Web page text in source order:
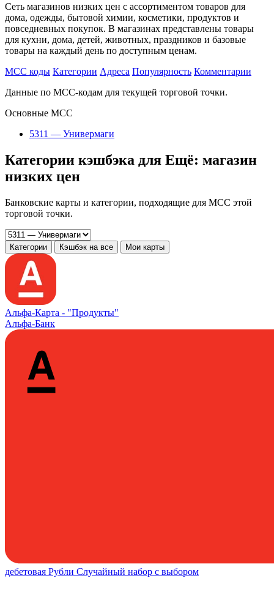
Сеть магазинов низких цен с ассортиментом товаров для
дома, одежды, бытовой химии, косметики, продуктов и
повседневных покупок. В магазинах представлены товары
для кухни, дома, детей, животных, праздников и базовые
товары на каждый день по доступным ценам.
MCC коды Категории Адреса Популярность Комментарии
Данные по MCC-кодам для текущей торговой точки.
Основные MCC
5311 — Универмаги
Категории кэшбэка для Ещё: магазин
низких цен
Банковские карты и категории, подходящие для MCC этой
торговой точки.
Категории Кэшбэк на все Мои карты
Альфа‑Карта - "Продукты"
Альфа-Банк
дебетовая Рубли Случайный набор с выбором